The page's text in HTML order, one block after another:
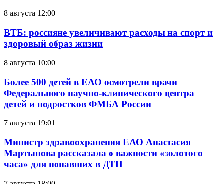
8 августа 12:00
ВТБ: россияне увеличивают расходы на спорт и
здоровый образ жизни
8 августа 10:00
Более 500 детей в ЕАО осмотрели врачи
Федерального научно-клинического центра
детей и подростков ФМБА России
7 августа 19:01
Министр здравоохранения ЕАО Анастасия
Мартынова рассказала о важности «золотого
часа» для попавших в ДТП